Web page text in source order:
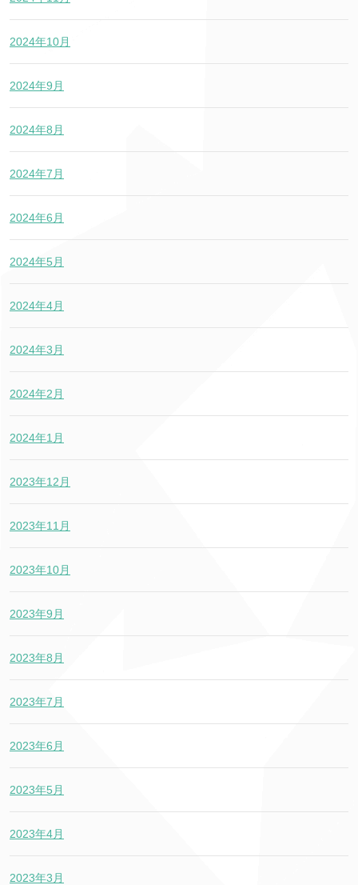
2024年10月
2024年9月
2024年8月
2024年7月
2024年6月
2024年5月
2024年4月
2024年3月
2024年2月
2024年1月
2023年12月
2023年11月
2023年10月
2023年9月
2023年8月
2023年7月
2023年6月
2023年5月
2023年4月
2023年3月